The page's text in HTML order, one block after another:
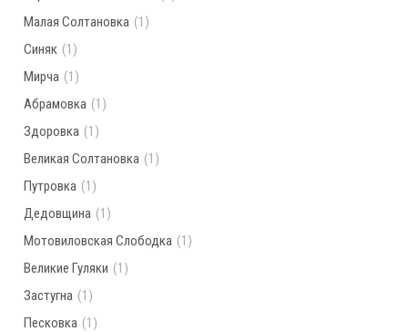
Малая Солтановка (1)
Синяк (1)
Мирча (1)
Абрамовка (1)
Здоровка (1)
Великая Солтановка (1)
Путровка (1)
Дедовщина (1)
Мотовиловская Слободка (1)
Великие Гуляки (1)
Застугна (1)
Песковка (1)